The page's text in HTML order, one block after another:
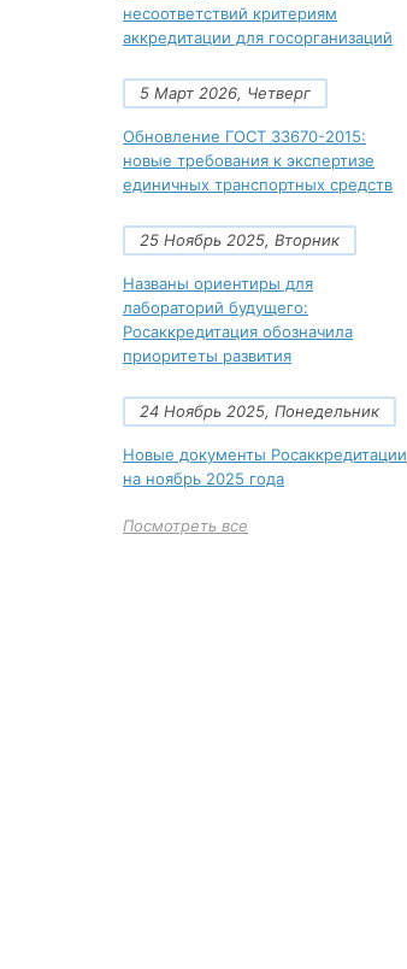
несоответствий критериям
аккредитации для госорганизаций
5 Март 2026, Четверг
Обновление ГОСТ 33670-2015:
новые требования к экспертизе
единичных транспортных средств
25 Ноябрь 2025, Вторник
Названы ориентиры для
лабораторий будущего:
Росаккредитация обозначила
приоритеты развития
24 Ноябрь 2025, Понедельник
Новые документы Росаккредитации
на ноябрь 2025 года
Посмотреть все